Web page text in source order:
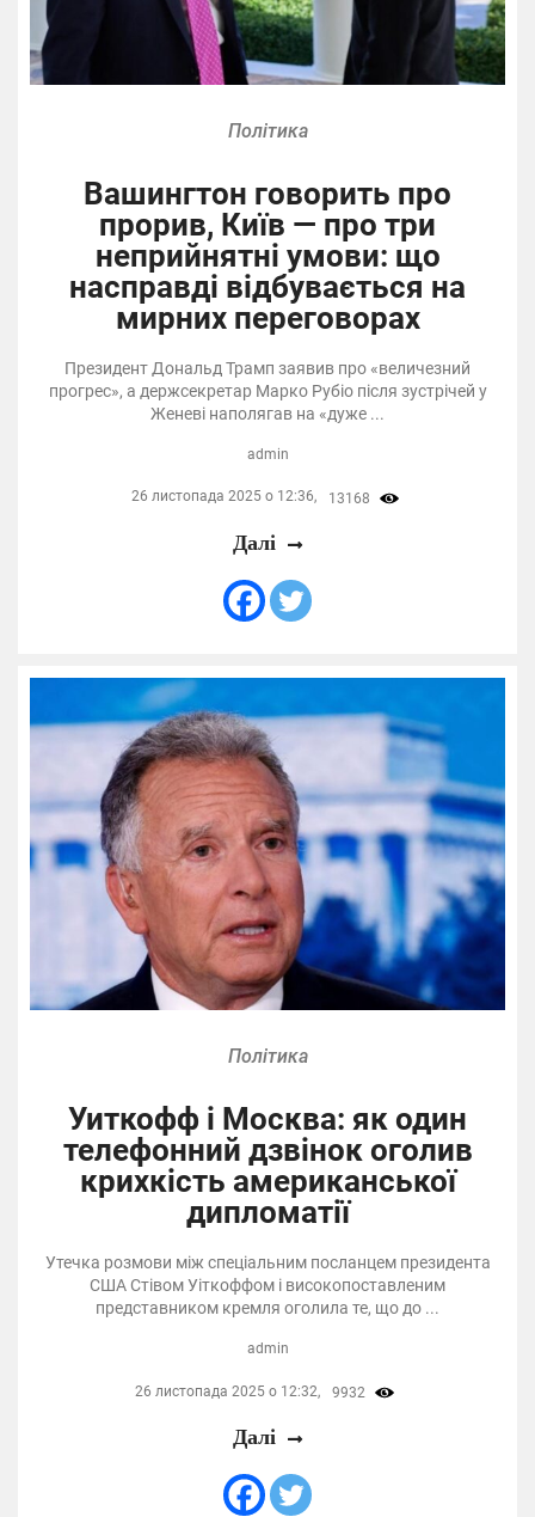
Політика
Вашингтон говорить про
прорив, Київ — про три
неприйнятні умови: що
насправді відбувається на
мирних переговорах
Президент Дональд Трамп заявив про «величезний
прогрес», а держсекретар Марко Рубіо після зустрічей у
Женеві наполягав на «дуже ...
admin
26 листопада 2025 о 12:36, 13168
Далі
Політика
Уиткофф і Москва: як один
телефонний дзвінок оголив
крихкість американської
дипломатії
Утечка розмови між спеціальним посланцем президента
США Стівом Уіткоффом і високопоставленим
представником кремля оголила те, що до ...
admin
26 листопада 2025 о 12:32, 9932
Далі